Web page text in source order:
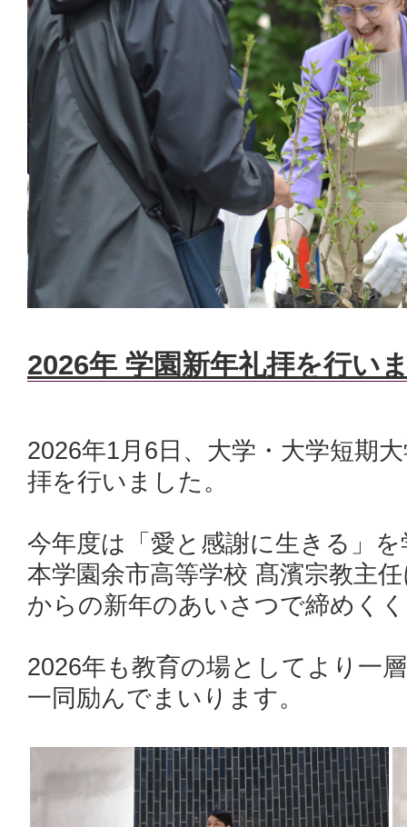
2026年 学園新年礼拝を行い
2026年1月6日、大学・大学短期
拝を行いました。
今年度は「愛と感謝に生きる」
本学園余市高等学校 髙濱宗教主
からの新年のあいさつで締めく
2026年も教育の場としてより一
一同励んでまいります。